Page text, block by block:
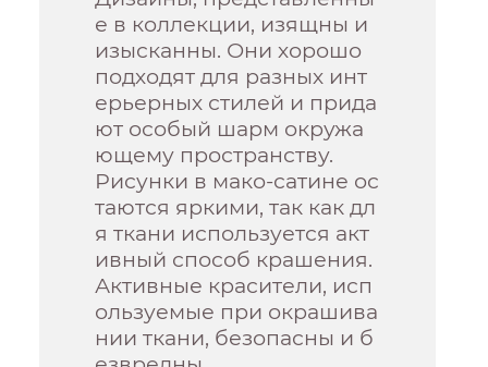
е в коллекции, изящны и
изысканны. Они хорошо
подходят для разных инт
ерьерных стилей и прида
ют особый шарм окружа
ющему пространству.
Рисунки в мако-сатине ос
таются яркими, так как дл
я ткани используется акт
ивный способ крашения.
Активные красители, исп
ользуемые при окрашива
нии ткани, безопасны и б